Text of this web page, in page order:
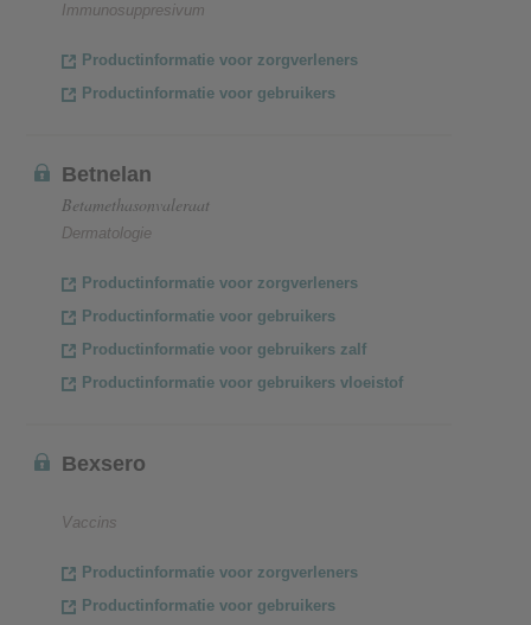
Immunosuppresivum
Productinformatie voor zorgverleners
Productinformatie voor gebruikers
Betnelan
Betamethasonvaleraat
Dermatologie
Productinformatie voor zorgverleners
Productinformatie voor gebruikers
Productinformatie voor gebruikers zalf
Productinformatie voor gebruikers vloeistof
Bexsero
Vaccins
Productinformatie voor zorgverleners
Productinformatie voor gebruikers